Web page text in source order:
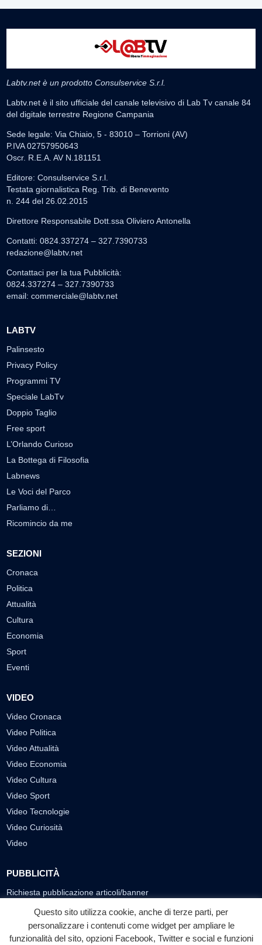
Labtv.net è un prodotto Consulservice S.r.l.
Labtv.net è il sito ufficiale del canale televisivo di Lab Tv canale 84
del digitale terrestre Regione Campania
Sede legale: Via Chiaio, 5 - 83010 – Torrioni (AV)
P.IVA 02757950643
Oscr. R.E.A. AV N.181151
Editore: Consulservice S.r.l.
Testata giornalistica Reg. Trib. di Benevento
n. 244 del 26.02.2015
Direttore Responsabile Dott.ssa Oliviero Antonella
Contatti: 0824.337274 – 327.7390733
redazione@labtv.net
Contattaci per la tua Pubblicità:
0824.337274 – 327.7390733
email: commerciale@labtv.net
LABTV
Palinsesto
Privacy Policy
Programmi TV
Speciale LabTv
Doppio Taglio
Free sport
L’Orlando Curioso
La Bottega di Filosofia
Labnews
Le Voci del Parco
Parliamo di…
Ricomincio da me
SEZIONI
Cronaca
Politica
Attualità
Cultura
Economia
Sport
Eventi
VIDEO
Video Cronaca
Video Politica
Video Attualità
Video Economia
Video Cultura
Video Sport
Video Tecnologie
Video Curiosità
Video
PUBBLICITÀ
Richiesta pubblicazione articoli/banner
SEGUICI SUI SOCIAL
f ◎ ▶
Questo sito utilizza cookie, anche di terze parti, per
personalizzare i contenuti come widget per ampliare le
funzionalità del sito, opzioni Facebook, Twitter e social e funzioni